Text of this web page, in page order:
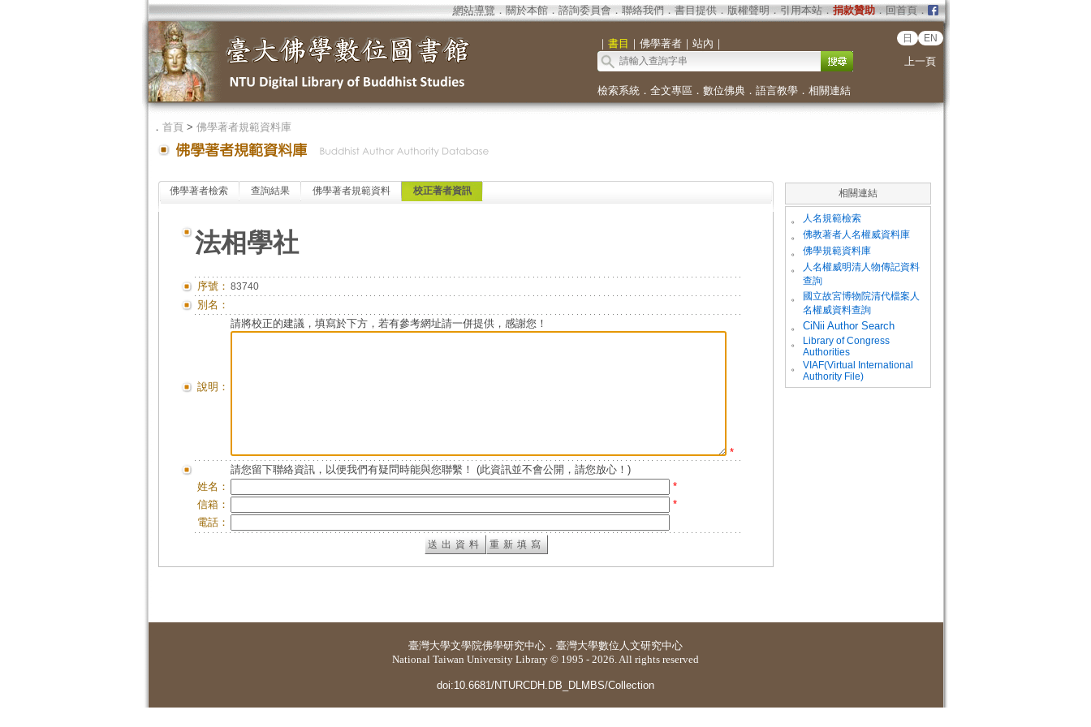
網站導覽 ． 關於本館． 諮詢委員會． 聯絡我們 ． 書目提供． 版權聲明 ． 引用本站． 捐款贊助．回首頁．
｜ 書目 ｜ 佛學著者｜ 站內 ｜ 日 EN
上一頁
檢索系統． 全文專區 ． 數位佛典． 語言教學． 相關連結
． 首頁> 佛學著者規範資料庫
佛學著者檢索 查詢結果 佛學著者規範資料 校正著者資訊
法相學社
序號： 83740
別名：
說明：
請將校正的建議，填寫於下方，若有參考網址請一併提供，感謝您！
*
請您留下聯絡資訊，以便我們有疑問時能與您聯繫！ (此資訊並不會公開，請您放心！)
姓名：
*
信箱：
*
電話：
相關連結
。 人名規範檢索
。 佛教著者人名權威資料庫
。 佛學規範資料庫
。
人名權威明清人物傳記資料
查詢
。
國立故宮博物院清代檔案人
名權威資料查詢
。
CiNii Author Search
。
Library of Congress
Authorities
。
VIAF(Virtual International
Authority File)
臺灣大學文學院佛學研究中心 ． 臺灣大學數位人文研究中心
National Taiwan University Library © 1995 - 2026. All rights reserved
doi:10.6681/NTURCDH.DB_DLMBS/Collection